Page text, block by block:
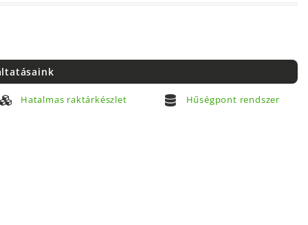
Hatalmas raktárkészlet Hűségpont rendszer